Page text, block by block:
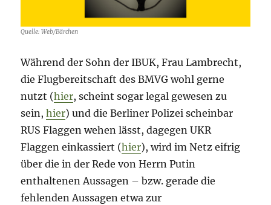
Quelle: Web/Bärchen
Während der Sohn der IBUK, Frau Lambrecht,
die Flugbereitschaft des BMVG wohl gerne
nutzt (hier, scheint sogar legal gewesen zu
sein,hier) und die Berliner Polizei scheinbar
RUS Flaggen wehen lässt, dagegen UKR
Flaggen einkassiert (hier), wird im Netz eifrig
über die in der Rede von Herrn Putin
enthaltenen Aussagen – bzw. gerade die
fehlenden Aussagen etwa zur